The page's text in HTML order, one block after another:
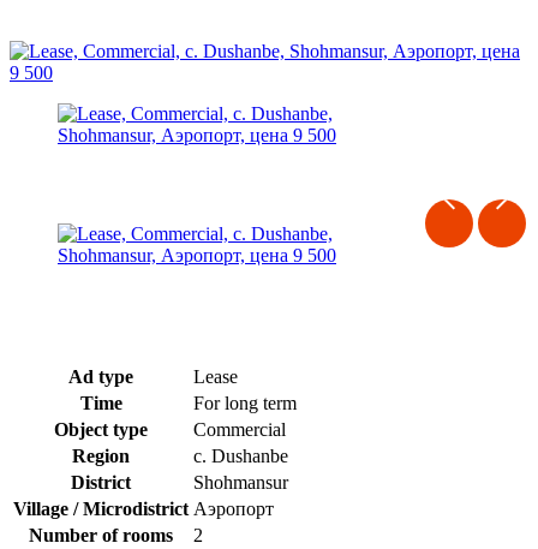
Ad type
Lease
Time
For long term
Object type
Commercial
Region
c. Dushanbe
District
Shohmansur
Village / Microdistrict Аэропорт
Number of rooms
2